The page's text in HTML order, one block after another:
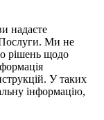
надаєте
Послуги. Ми не
рішень щодо
У таких
інформацію,